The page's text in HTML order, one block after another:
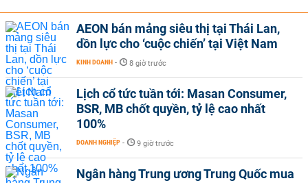
AEON bán mảng siêu thị tại Thái Lan,
dồn lực cho ‘cuộc chiến’ tại Việt Nam
KINH DOANH - 8 giờ trước
Lịch cổ tức tuần tới: Masan Consumer,
BSR, MB chốt quyền, tỷ lệ cao nhất
100%
DOANH NGHIỆP - 9 giờ trước
Ngân hàng Trung ương Trung Quốc mua